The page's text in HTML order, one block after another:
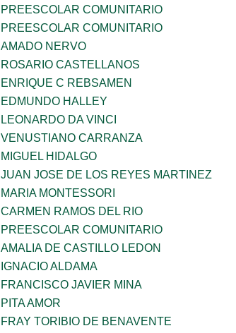
PREESCOLAR COMUNITARIO
PREESCOLAR COMUNITARIO
AMADO NERVO
ROSARIO CASTELLANOS
ENRIQUE C REBSAMEN
EDMUNDO HALLEY
LEONARDO DA VINCI
VENUSTIANO CARRANZA
MIGUEL HIDALGO
JUAN JOSE DE LOS REYES MARTINEZ
MARIA MONTESSORI
CARMEN RAMOS DEL RIO
PREESCOLAR COMUNITARIO
AMALIA DE CASTILLO LEDON
IGNACIO ALDAMA
FRANCISCO JAVIER MINA
PITA AMOR
FRAY TORIBIO DE BENAVENTE